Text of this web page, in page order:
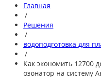
Главная
/
Решения
/
водоподготовка для
/
Как экономить 12700
озонатор на систему